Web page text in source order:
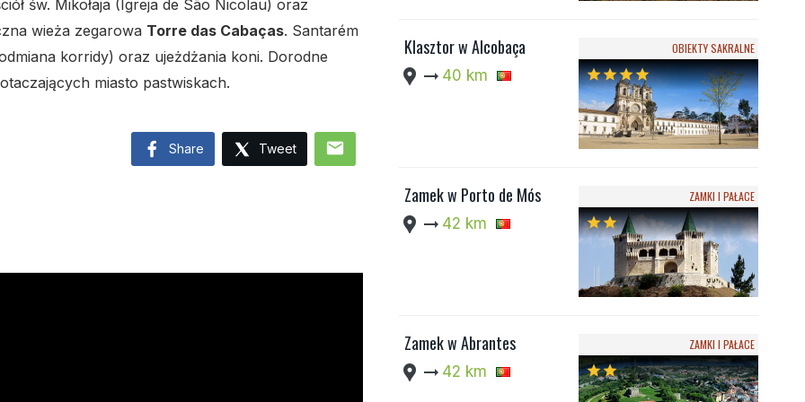
św. Mikołaja (Igreja de São Nicolau) oraz
wieża zegarowa Torre das Cabaças. Santarém
korridy) oraz ujeżdżania koni. Dorodne
miasto pastwiskach.
Share Tweet mail
Klasztor w Alcobaça
location_pin arrow_right_alt 40 km
OBIEKTY SAKRALNE
starstarstarstar
Zamek w Porto de Mós
location_pin arrow_right_alt 42 km
ZAMKI I PAŁACE
starstar
Zamek w Abrantes
location_pin arrow_right_alt 42 km
ZAMKI I PAŁACE
starstar